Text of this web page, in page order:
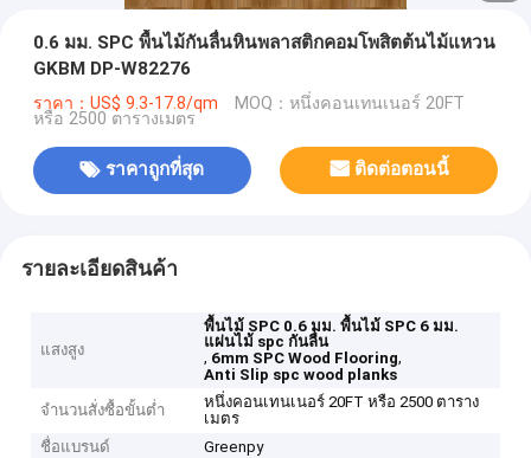
0.6 มม. SPC พื้นไม้กันลื่นหินพลาสติกคอมโพสิตต้นไม้แหวน
GKBM DP-W82276
ราคา：US$ 9.3-17.8/qm MOQ：หนึ่งคอนเทนเนอร์ 20FT
หรือ 2500 ตารางเมตร
ราคาถูกที่สุด ติดต่อตอนนี้
รายละเอียดสินค้า
แสงสูง
พื้นไม้ SPC 0.6 มม. พื้นไม้ SPC 6 มม.
แผ่นไม้ spc กันลื่น
, 6mm SPC Wood Flooring,
Anti Slip spc wood planks
จำนวนสั่งซื้อขั้นต่ำ
หนึ่งคอนเทนเนอร์ 20FT หรือ 2500 ตาราง
เมตร
ชื่อแบรนด์
Greenpy